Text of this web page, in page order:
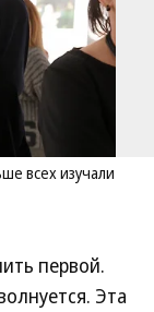
всех изучали
первой.
Эта